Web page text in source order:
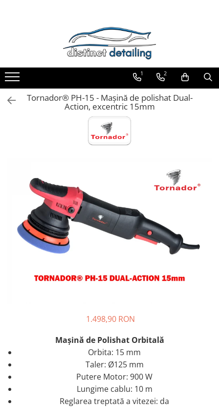
Unelte Tornador®
Piese de Schimb Tornador®
Maşini de Polishat
Talere şi Piese de Schimb
Jante şi Anvelope
Compartiment Motor
Sticlă / Geamuri
Tratament Plastice
Corecţie
Paste Polish
Pregătire Suprafeţe
Protecţii Ceramice
Sealant şi Quick Detailer
Ceară Auto
1 2
Tornador® PH-15 - Maşină de polishat Dual-
Action, excentric 15mm
1.498,90 RON
Maşină de Polishat Orbitală
Orbita: 15 mm
Taler: Ø125 mm
Putere Motor: 900 W
Lungime cablu: 10 m
Reglarea treptată a vitezei: da